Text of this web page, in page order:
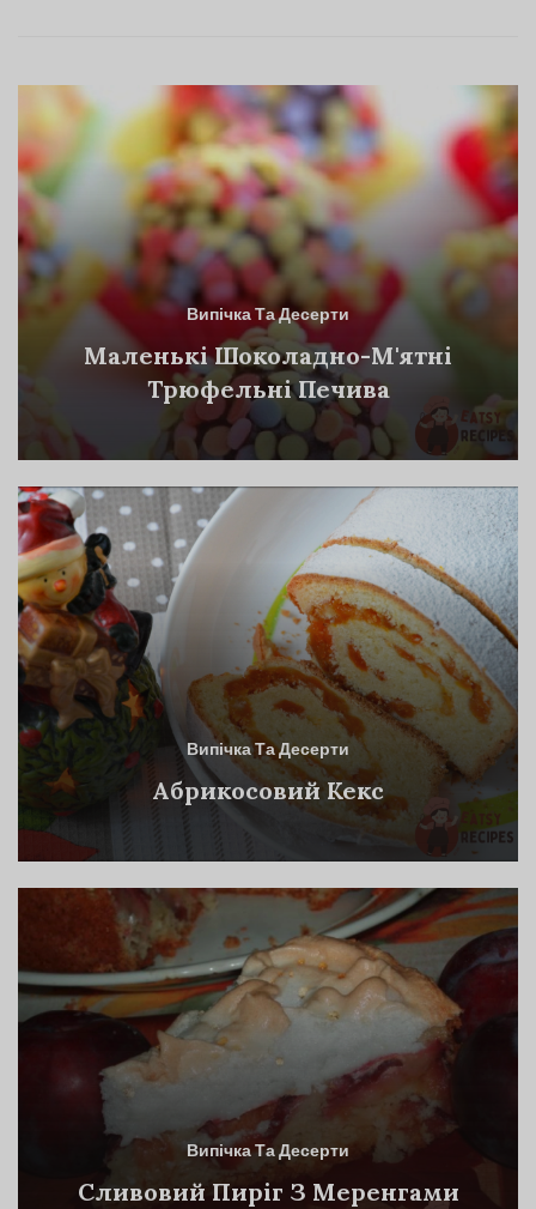
Випічка Та Десерти
Маленькі Шоколадно-М'ятні
Трюфельні Печива
Випічка Та Десерти
Абрикосовий Кекс
Випічка Та Десерти
Сливовий Пиріг З Меренгами